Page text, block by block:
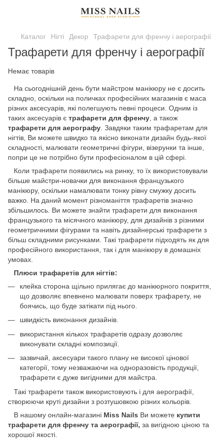
Каталог Нігті Декор Трафарети для френчу і аерографії
Трафарети для френчу і аерографії
Немає товарів
На сьогоднішній день бути майстром манікюру не є досить
складно, оскільки на поличках професійних магазинів є маса
різних аксесуарів, які полегшують певні процеси. Одним із
таких аксесуарів є трафарети для френчу , а також
трафарети для аерографу . Завдяки таким трафаретам для
нігтів, Ви можете швидко та якісно виконати дизайн будь-якої
складності, малювати геометричні фігури, візерунки та інше,
попри це не потрібно бути професіоналом в цій сфері.
Коли трафарети появились на ринку, то їх використовували
більше майстри-новачки для виконання французького
манікюру, оскільки намалювати тонку рівну смужку досить
важко. На даний момент різноманіття трафаретів значно
збільшилось. Ви можете знайти трафарети для виконання
французького та місячного манікюру, для дизайнів з різними
геометричними фігурами та навіть дизайнерські трафарети з
більш складними рисунками. Такі трафарети підходять як для
професійного використання, так і для манікюру в домашніх
умовах.
Плюси трафаретів для нігтів:
клейка сторона щільно прилягає до манікюрного покриття,
що дозволяє впевнено малювати поверх трафарету, не
боячись, що буде затікати під нього.
швидкість виконання дизайнів.
використання кількох трафаретів одразу дозволяє
виконувати складні композиції.
зазвичай, аксесуари такого плану не високої цінової
категорії, тому незважаючи на одноразовість продукції,
трафарети є дуже вигідними для майстра.
Такі трафарети також використовують і для аерографії,
створюючи круті дизайни з розтушовкою різних кольорів.
В нашому онлайн-магазині Miss Nails Ви можете купити
трафарети для френчу та аерографії, за вигідною ціною та
хорошої якості.